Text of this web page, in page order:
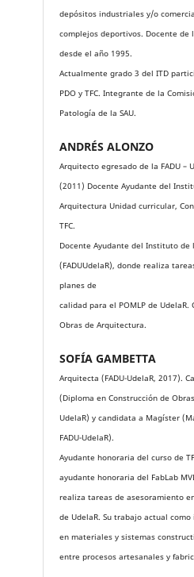
depósitos industriales y/o
complejos deportivos. Docente de
desde el año 1995.
Actualmente grado 3 del ITD
PDO y TFC. Integrante de la
Patología de la SAU.
ANDRÉS ALONZO
Arquitecto egresado de la FADU –
(2011) Docente Ayudante del
Arquitectura Unidad curricular,
TFC.
Docente Ayudante del Instituto de
(FADUUdelaR), donde realiza
planes de
calidad para el POMLP de
Obras de Arquitectura.
SOFÍA GAMBETTA
Arquitecta (FADU-UdelaR, 2017).
(Diploma en Construcción de
UdelaR) y candidata a Magíster
FADU-UdelaR).
Ayudante honoraria del curso de
ayudante honoraria del FabLab
realiza tareas de asesoramiento
de UdelaR. Su trabajo actual
en materiales y sistemas
entre procesos artesanales y